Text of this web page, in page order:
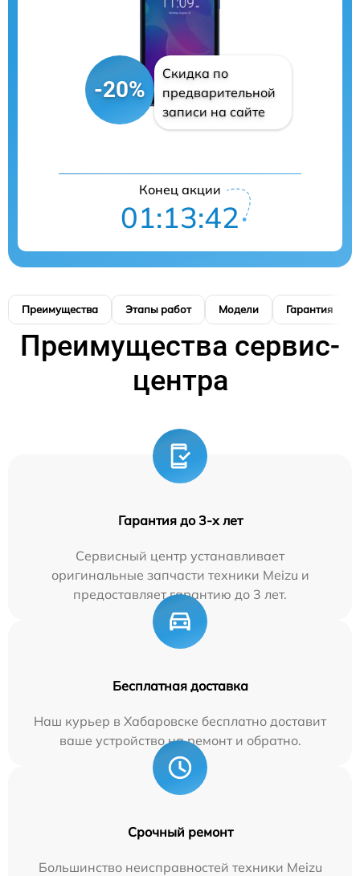
-20%
Скидка по
предварительной
записи на сайте
Конец акции
01:13:42
Преимущества Этапы работ Модели Гарантия
Преимущества сервис-
центра
Гарантия до 3-х лет
Сервисный центр устанавливает
оригинальные запчасти техники Meizu и
предоставляет гарантию до 3 лет.
Бесплатная доставка
Наш курьер в Хабаровске бесплатно доставит
ваше устройство на ремонт и обратно.
Срочный ремонт
Большинство неисправностей техники Meizu